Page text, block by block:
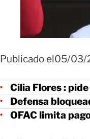
Publicado el05/03/
Cilia Flores :
Defensa
OFAC limita